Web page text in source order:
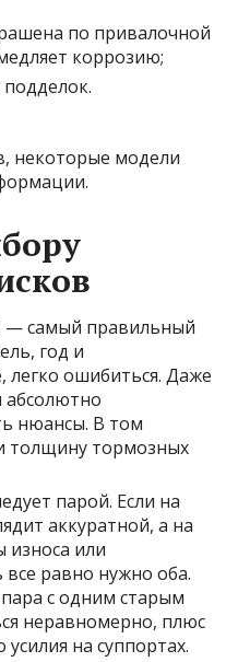
по привалочной
коррозию;
некоторые модели
— самый правильный
год и
легко ошибиться. Даже
нюансы. В том
толщину тормозных
парой. Если на
аккуратной, а на
износа или
равно нужно оба.
с одним старым
неравномерно, плюс
на суппортах.